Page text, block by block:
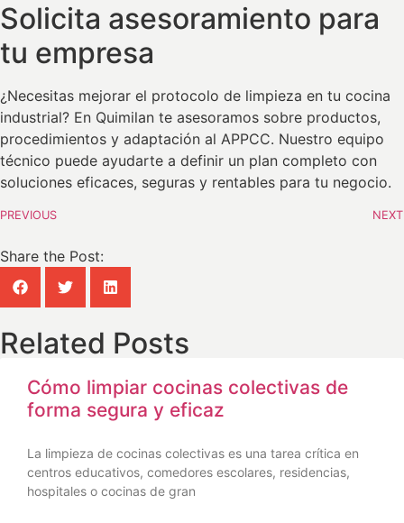
Solicita asesoramiento para
tu empresa
¿Necesitas mejorar el protocolo de limpieza en tu cocina
industrial? En Quimilan te asesoramos sobre productos,
procedimientos y adaptación al APPCC. Nuestro equipo
técnico puede ayudarte a definir un plan completo con
soluciones eficaces, seguras y rentables para tu negocio.
PREVIOUS NEXT
Share the Post:
Related Posts
Cómo limpiar cocinas colectivas de
forma segura y eficaz
La limpieza de cocinas colectivas es una tarea crítica en
centros educativos, comedores escolares, residencias,
hospitales o cocinas de gran